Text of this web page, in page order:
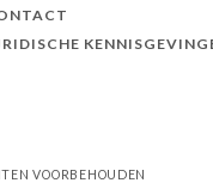
VOORBEHOUDEN